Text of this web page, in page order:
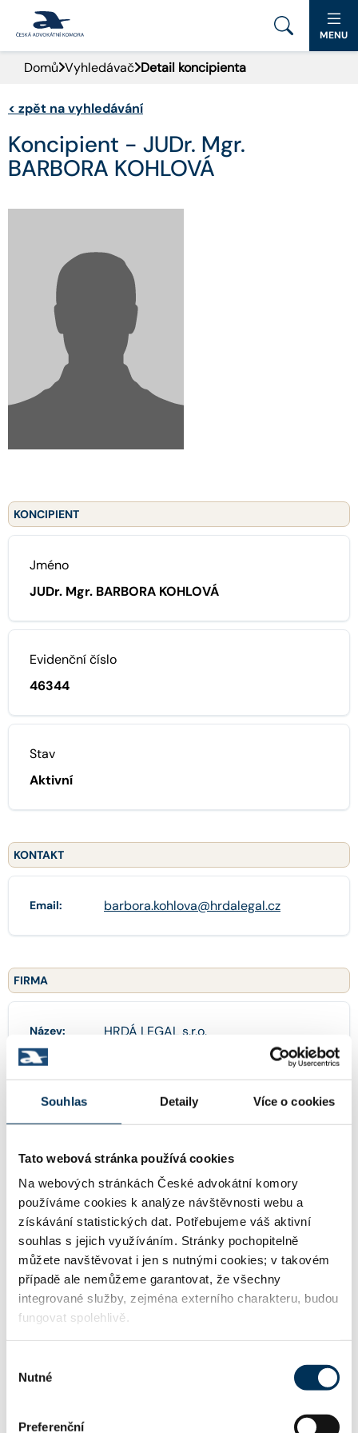
Souhlas Detaily Více o cookies
Tato webová stránka používá cookies
Na webových stránkách České advokátní komory
používáme cookies k analýze návštěvnosti webu a
získávání statistických dat. Potřebujeme váš aktivní
souhlas s jejich využíváním. Stránky pochopitelně
můžete navštěvovat i jen s nutnými cookies; v takovém
případě ale nemůžeme garantovat, že všechny
integrované služby, zejména externího charakteru, budou
fungovat spolehlivě.
souhlasu
Nutné
Preferenční
PORTÁL ČAK
DOMŮ
AKTUALITY
ADVOKÁTNÍ DENÍK
KONTAKT
MENU
Domů Vyhledávač Detail koncipienta
< zpět na vyhledávání
Koncipient - JUDr. Mgr.
BARBORA KOHLOVÁ
KONCIPIENT
Jméno
JUDr. Mgr. BARBORA KOHLOVÁ
Evidenční číslo
46344
Stav
Aktivní
KONTAKT
Email: barbora.kohlova@hrdalegal.cz
FIRMA
Název: HRDÁ LEGAL s.r.o.
IČO: 06717969
Adresa: Vinohradská 343/6 , 12000 Praha
WWW: http://www.akhrda.cz
Email: office@akhrda.cz
Informace o jazykových znalostech a odborném zaměření
stránkách ČAK pouze podle sdělení příslušného advokáta.